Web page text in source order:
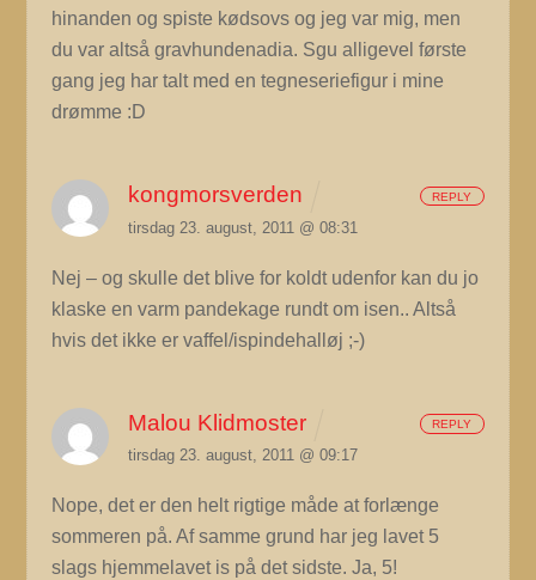
hinanden og spiste kødsovs og jeg var mig, men
du var altså gravhundenadia. Sgu alligevel første
gang jeg har talt med en tegneseriefigur i mine
drømme :D
kongmorsverden
tirsdag 23. august, 2011 @ 08:31
Nej – og skulle det blive for koldt udenfor kan du jo
klaske en varm pandekage rundt om isen.. Altså
hvis det ikke er vaffel/ispindehalløj ;-)
REPLY
Malou Klidmoster
tirsdag 23. august, 2011 @ 09:17
Nope, det er den helt rigtige måde at forlænge
sommeren på. Af samme grund har jeg lavet 5
slags hjemmelavet is på det sidste. Ja, 5!
REPLY